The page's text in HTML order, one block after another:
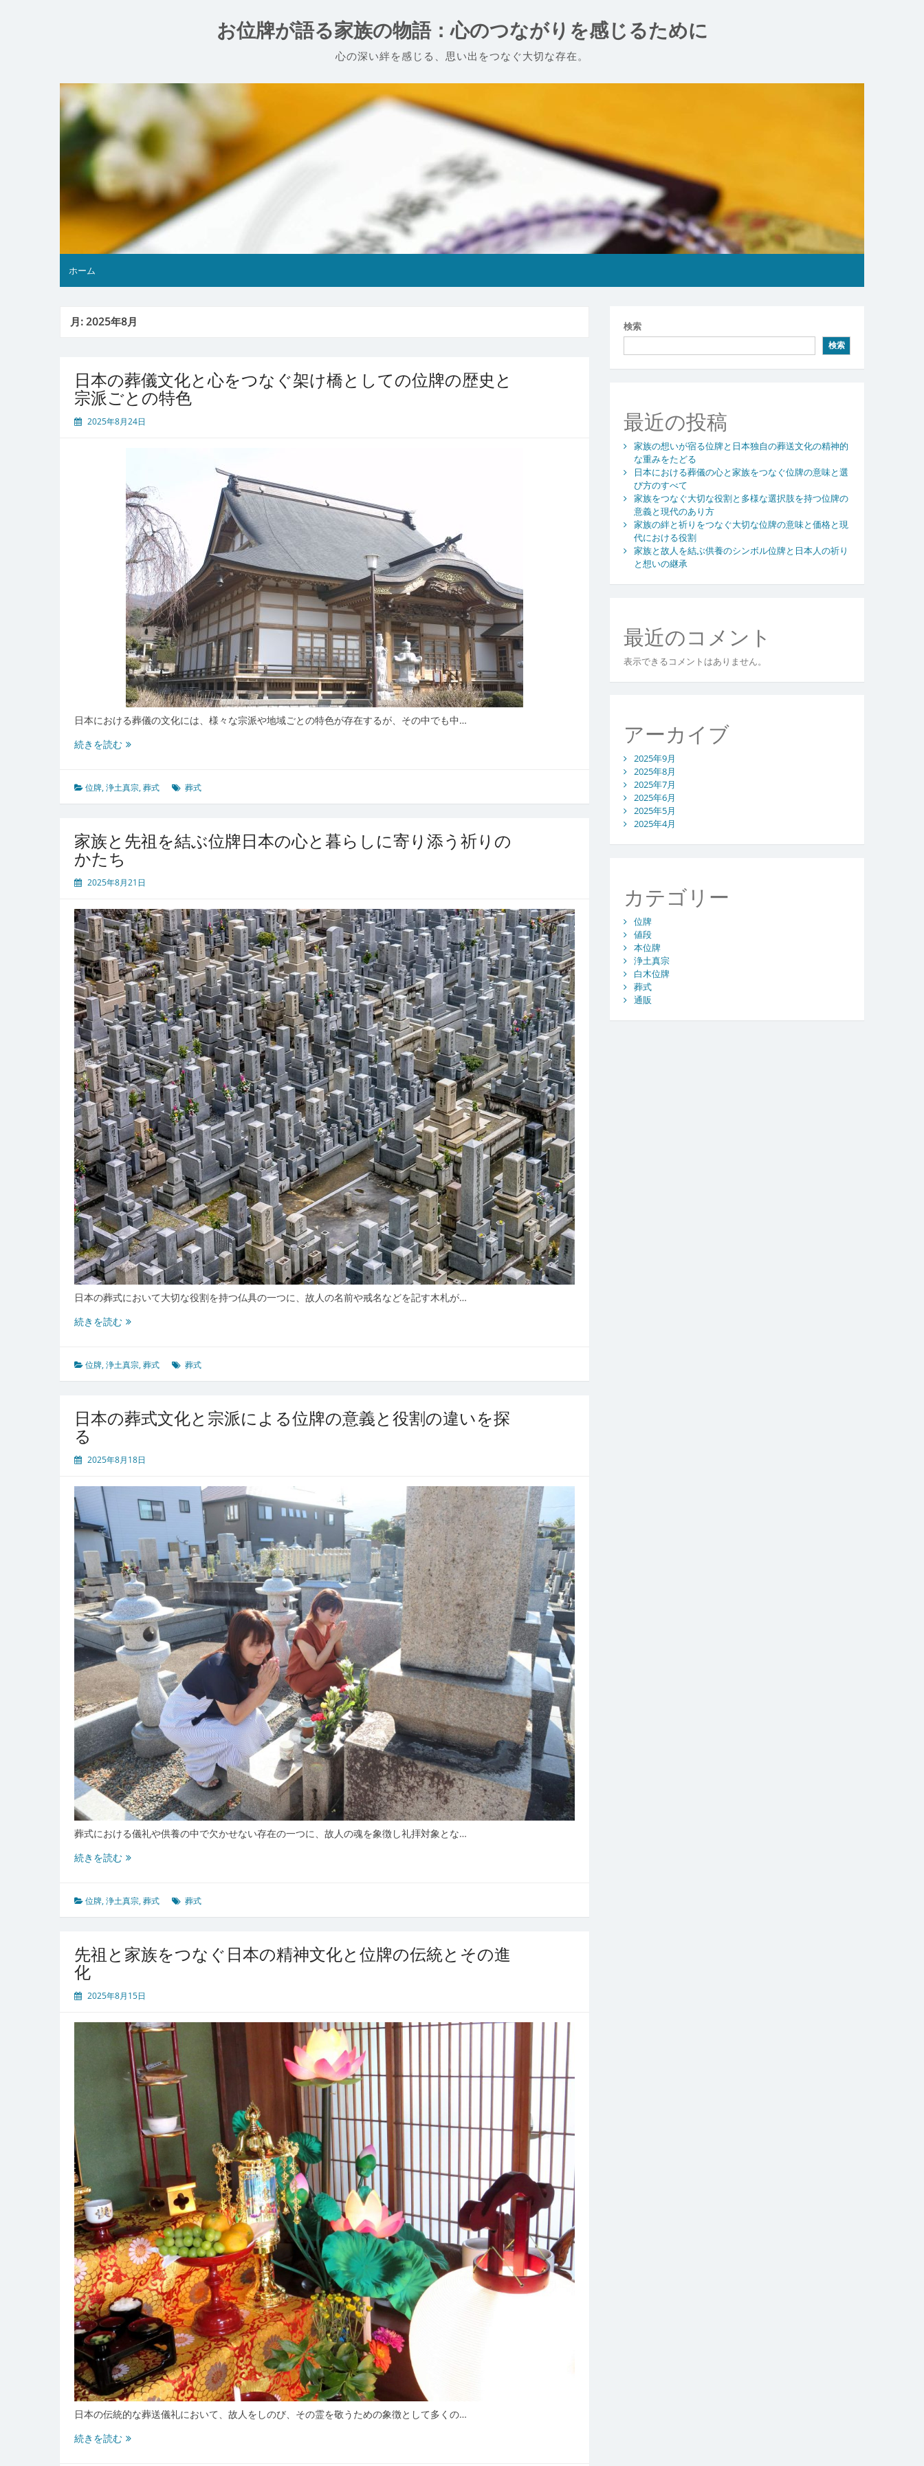
お位牌が語る家族の物語：心のつながりを感じるために
心の深い絆を感じる、思い出をつなぐ大切な存在。
ホーム
月:2025年8月
日本の葬儀文化と心をつなぐ架け橋としての位牌の歴史と
宗派ごとの特色
2025年8月24日
日本における葬儀の文化には、様々な宗派や地域ごとの特色が存在するが、その中でも中…
続きを読む日
葬
儀
と
心
つ
ぐ
架
け
橋
と
し
て
の
位
牌
の
歴
史
と
宗
派
ご
と
の
特
色
位牌,浄土真宗,葬式 葬式
家族と先祖を結ぶ位牌日本の心と暮らしに寄り添う祈りの
かたち
2025年8月21日
日本の葬式において大切な役割を持つ仏具の一つに、故人の名前や戒名などを記す木札が…
続きを読む家
先
祖
結
ぶ
日
ら
し
に
寄
り
添
う
祈
り
の
か
た
ち
位牌,浄土真宗,葬式 葬式
日本の葬式文化と宗派による位牌の意義と役割の違いを探
る
2025年8月18日
葬式における儀礼や供養の中で欠かせない存在の一つに、故人の魂を象徴し礼拝対象とな…
続きを読む日
葬
式
と
に
る
位
牌
の
違
探
る
位牌,浄土真宗,葬式 葬式
先祖と家族をつなぐ日本の精神文化と位牌の伝統とその進
化
2025年8月15日
日本の伝統的な葬送儀礼において、故人をしのび、その霊を敬うための象徴として多くの…
続きを読む先
検索
検索
最近の投稿
家族の想いが宿る位牌と日本独自の葬送文化の精神的
な重みをたどる
日本における葬儀の心と家族をつなぐ位牌の意味と選
び方のすべて
家族をつなぐ大切な役割と多様な選択肢を持つ位牌の
意義と現代のあり方
家族の絆と祈りをつなぐ大切な位牌の意味と価格と現
代における役割
家族と故人を結ぶ供養のシンボル位牌と日本人の祈り
と想いの継承
最近のコメント
表示できるコメントはありません。
アーカイブ
2025年9月
2025年8月
2025年7月
2025年6月
2025年5月
2025年4月
カテゴリー
位牌
値段
本位牌
浄土真宗
白木位牌
葬式
通販